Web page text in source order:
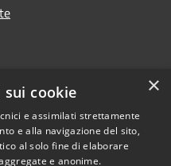
×
cookie
e assimilati strettamente
e alla navigazione del sito,
al solo fine di elaborare
e anonime.